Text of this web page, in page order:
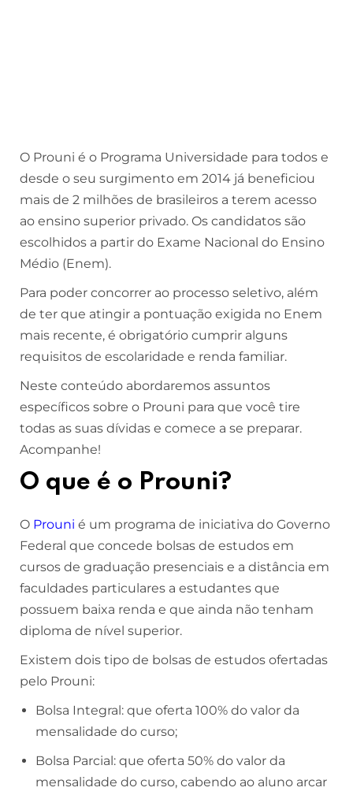
O Prouni é o Programa Universidade para todos e
desde o seu surgimento em 2014 já beneficiou
mais de 2 milhões de brasileiros a terem acesso
ao ensino superior privado. Os candidatos são
escolhidos a partir do Exame Nacional do Ensino
Médio (Enem).
Para poder concorrer ao processo seletivo, além
de ter que atingir a pontuação exigida no Enem
mais recente, é obrigatório cumprir alguns
requisitos de escolaridade e renda familiar.
Neste conteúdo abordaremos assuntos
específicos sobre o Prouni para que você tire
todas as suas dívidas e comece a se preparar.
Acompanhe!
O que é o Prouni?
O Prouni é um programa de iniciativa do Governo
Federal que concede bolsas de estudos em
cursos de graduação presenciais e a distância em
faculdades particulares a estudantes que
possuem baixa renda e que ainda não tenham
diploma de nível superior.
Existem dois tipo de bolsas de estudos ofertadas
pelo Prouni:
Bolsa Integral: que oferta 100% do valor da
mensalidade do curso;
Bolsa Parcial: que oferta 50% do valor da
mensalidade do curso, cabendo ao aluno arcar